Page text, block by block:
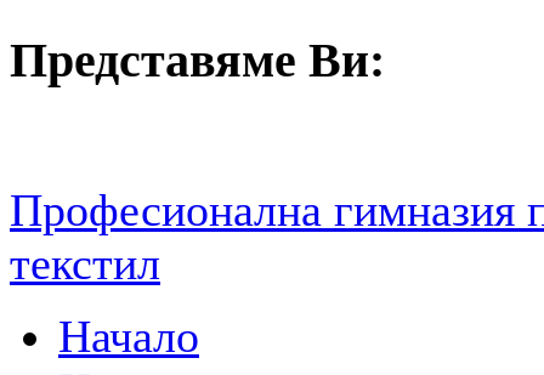
Представяме Ви:
Професионална гимназия
текстил
Начало